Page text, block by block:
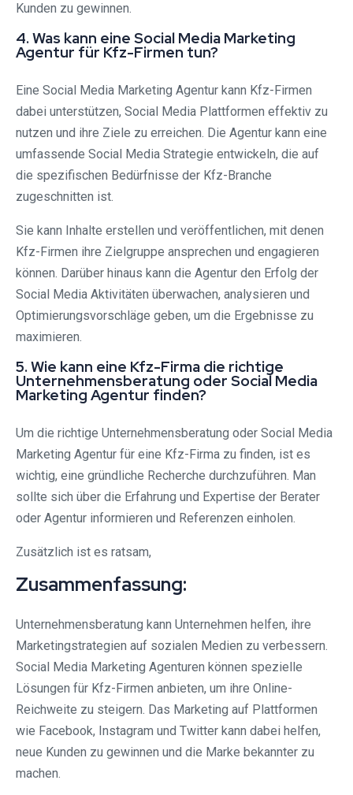
Kunden zu gewinnen.
4. Was kann eine Social Media Marketing
Agentur für Kfz-Firmen tun?
Eine Social Media Marketing Agentur kann Kfz-Firmen
dabei unterstützen, Social Media Plattformen effektiv zu
nutzen und ihre Ziele zu erreichen. Die Agentur kann eine
umfassende Social Media Strategie entwickeln, die auf
die spezifischen Bedürfnisse der Kfz-Branche
zugeschnitten ist.
Sie kann Inhalte erstellen und veröffentlichen, mit denen
Kfz-Firmen ihre Zielgruppe ansprechen und engagieren
können. Darüber hinaus kann die Agentur den Erfolg der
Social Media Aktivitäten überwachen, analysieren und
Optimierungsvorschläge geben, um die Ergebnisse zu
maximieren.
5. Wie kann eine Kfz-Firma die richtige
Unternehmensberatung oder Social Media
Marketing Agentur finden?
Um die richtige Unternehmensberatung oder Social Media
Marketing Agentur für eine Kfz-Firma zu finden, ist es
wichtig, eine gründliche Recherche durchzuführen. Man
sollte sich über die Erfahrung und Expertise der Berater
oder Agentur informieren und Referenzen einholen.
Zusätzlich ist es ratsam,
Zusammenfassung:
Unternehmensberatung kann Unternehmen helfen, ihre
Marketingstrategien auf sozialen Medien zu verbessern.
Social Media Marketing Agenturen können spezielle
Lösungen für Kfz-Firmen anbieten, um ihre Online-
Reichweite zu steigern. Das Marketing auf Plattformen
wie Facebook, Instagram und Twitter kann dabei helfen,
neue Kunden zu gewinnen und die Marke bekannter zu
machen.